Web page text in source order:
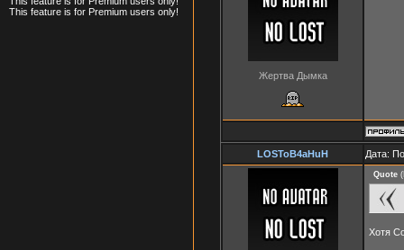
This feature is for Premium users only!
Жертва Дымка
LOSToB4aHuH Дата:
Quote (
Хотя